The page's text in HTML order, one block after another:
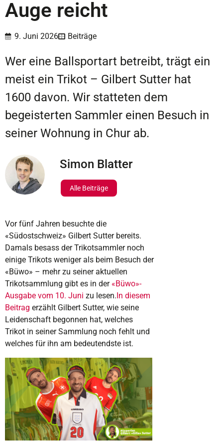
Auge reicht
9. Juni 2026 Beiträge
Wer eine Ballsportart betreibt, trägt ein
meist ein Trikot – Gilbert Sutter hat
1600 davon. Wir statteten dem
begeisterten Sammler einen Besuch in
seiner Wohnung in Chur ab.
Simon Blatter
Alle Beiträge
Vor fünf Jahren besuchte die
«Südostschweiz» Gilbert Sutter bereits.
Damals besass der Trikotsammler noch
einige Trikots weniger als beim Besuch der
«Büwo» – mehr zu seiner aktuellen
Trikotsammlung gibt es in der «Büwo»-
Ausgabe vom 10. Juni zu lesen.In diesem
Beitrag erzählt Gilbert Sutter, wie seine
Leidenschaft begonnen hat, welches
Trikot in seiner Sammlung noch fehlt und
welches für ihn am bedeutendste ist.